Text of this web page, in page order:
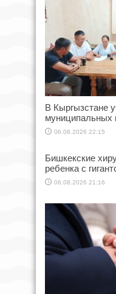
В Кыргызстане
муниципальных
06.08.2026 22:15
Бишкекские
ребенка с
06.08.2026 21:16